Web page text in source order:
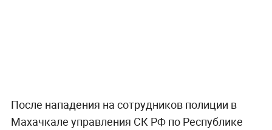
После нападения на сотрудников полиции в
Махачкале управления СК РФ по Республике